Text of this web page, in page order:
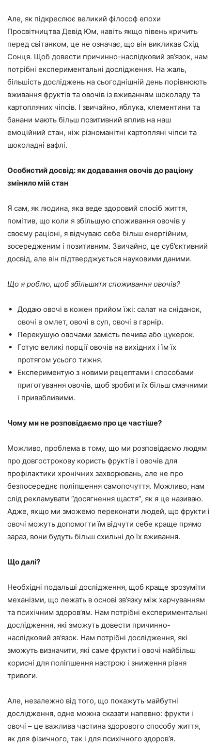
Але, як підкреслює великий філософ епохи
Просвітництва Девід Юм, навіть якщо півень кричить
перед світанком, це не означає, що він викликав Схід
Сонця. Щоб довести причинно-наслідковий зв’язок, нам
потрібні експериментальні дослідження. На жаль,
більшість досліджень на сьогоднішній день порівнюють
вживання фруктів та овочів із вживанням шоколаду та
картопляних чіпсів. І звичайно, яблука, клементини та
банани мають більш позитивний вплив на наш
емоційний стан, ніж різноманітні картопляні чіпси та
шоколадні вафлі.
Особистий досвід: як додавання овочів до раціону
змінило мій стан
Я сам, як людина, яка веде здоровий спосіб життя,
помітив, що коли я збільшую споживання овочів у
своєму раціоні, я відчуваю себе більш енергійним,
зосередженим і позитивним. Звичайно, це суб’єктивний
досвід, але він підтверджується науковими даними.
Що я роблю, щоб збільшити споживання овочів?
Додаю овочі в кожен прийом їжі: салат на сніданок,
овочі в омлет, овочі в суп, овочі в гарнір.
Перекушую овочами замість печива або цукерок.
Готую великі порції овочів на вихідних і їм їх
протягом усього тижня.
Експериментую з новими рецептами і способами
приготування овочів, щоб зробити їх більш смачними
і привабливими.
Чому ми не розповідаємо про це частіше?
Можливо, проблема в тому, що ми розповідаємо людям
про довгострокову користь фруктів і овочів для
профілактики хронічних захворювань, але не про
безпосереднє поліпшення самопочуття. Можливо, нам
слід рекламувати “досягнення щастя”, як я це називаю.
Адже, якщо ми зможемо переконати людей, що фрукти і
овочі можуть допомогти їм відчути себе краще прямо
зараз, вони будуть більш схильні до їх вживання.
Що далі?
Необхідні подальші дослідження, щоб краще зрозуміти
механізми, що лежать в основі зв’язку між харчуванням
та психічним здоров’ям. Нам потрібні експериментальні
дослідження, які зможуть довести причинно-
наслідковий зв’язок. Нам потрібні дослідження, які
зможуть визначити, які саме фрукти і овочі найбільш
корисні для поліпшення настрою і зниження рівня
тривоги.
Але, незалежно від того, що покажуть майбутні
дослідження, одне можна сказати напевно: фрукти і
овочі – це важлива частина здорового способу життя,
як для фізичного, так і для психічного здоров’я.